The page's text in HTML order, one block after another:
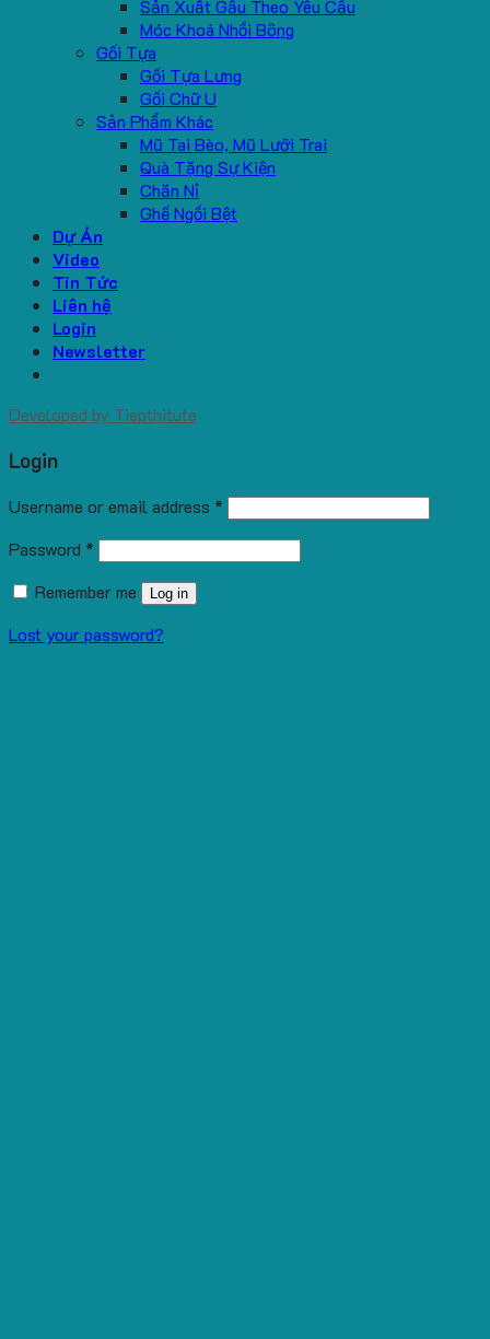
Sản Xuất Gấu Theo Yêu Cầu
Móc Khoá Nhồi Bông
Gối Tựa
Gối Tựa Lưng
Gối Chữ U
Sản Phẩm Khác
Mũ Tai Bèo, Mũ Lưỡi Trai
Quà Tặng Sự Kiện
Chăn Nỉ
Ghế Ngồi Bệt
Dự Án
Video
Tin Tức
Liên hệ
Login
Newsletter
Developed by Tiepthitute
Login
Username or email address *
Password *
Remember me
Log in
Lost your password?